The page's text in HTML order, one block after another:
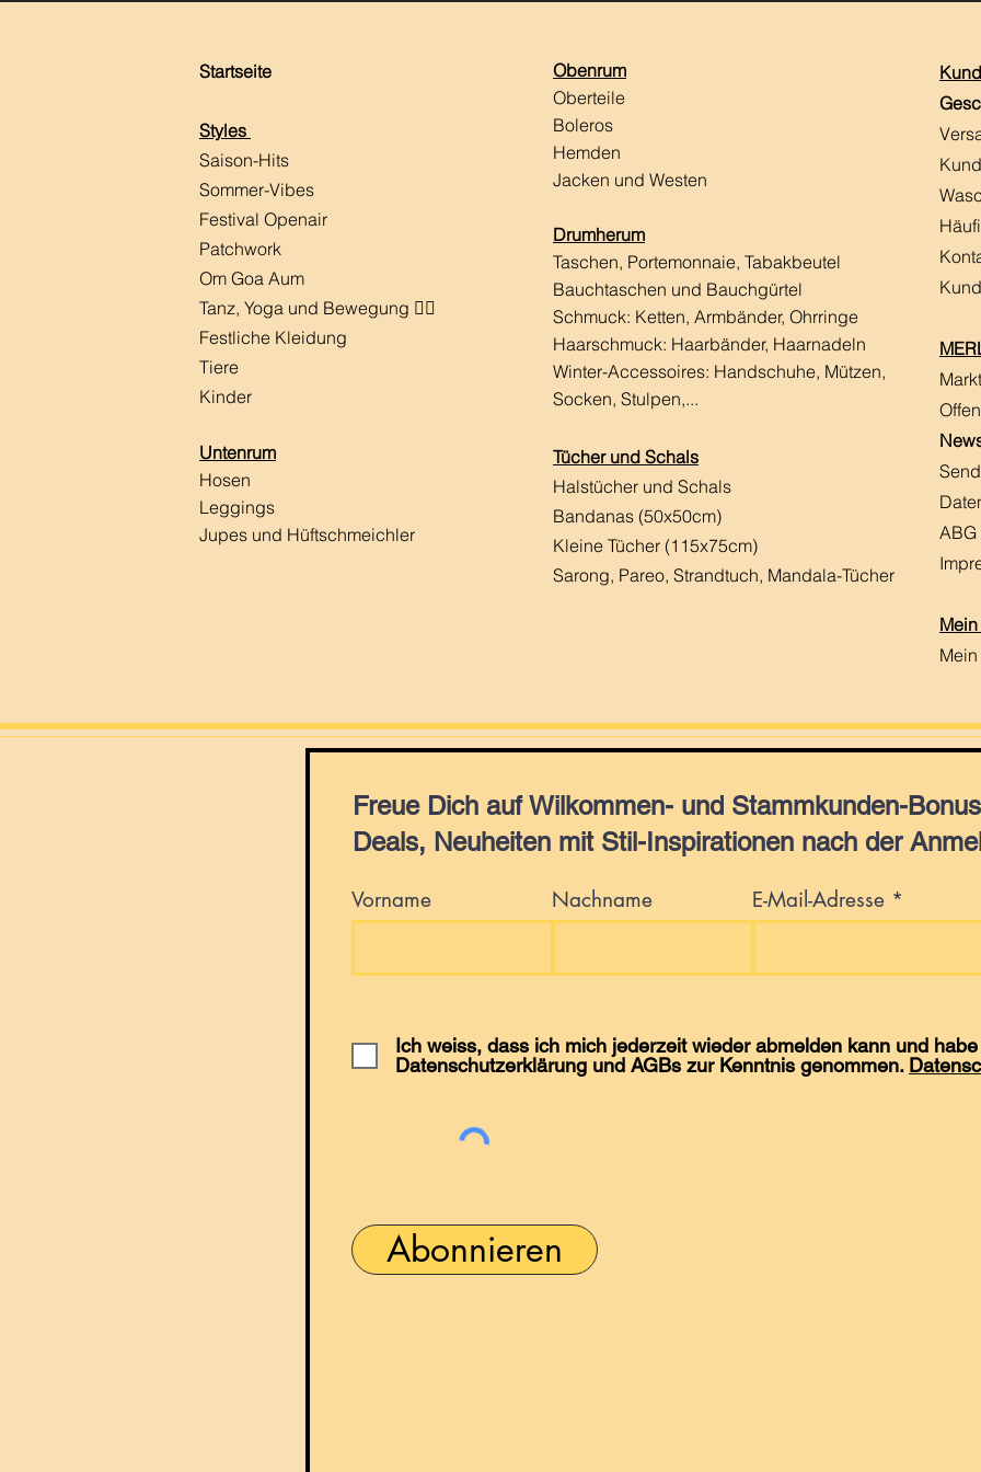
Startseite
Styles
Saison-Hits
​Sommer-Vibes
Festival Openair
Patchwork
Om Goa Aum
Tanz, Yoga und Bewegung 🧘‍♀️
Festliche Kleidung
Tiere
Kinder
Untenrum
Hosen
Leggings
Jupes und Hüftschmeichler
Obenrum
Oberteile
Boleros
Hemden
Jacken und Westen
Drumherum
Taschen, Portemonnaie, Tabakbeutel
Bauchtaschen und Bauchgürtel
Schmuck: Ketten, Armbänder, Ohrringe
Haarschmuck: Haarbänder, Haarnadeln
Winter-Accessoires: Handschuhe, Mützen,
Socken, Stulpen,...
Tücher und Schals
Halstücher und Schals
Bandanas (50x50cm)
Kleine Tücher (115x75cm)
Sarong, Pareo, Strandtuch, Mandala-Tücher
ABG
Freue Dich auf Wilkommen- und Stammkunden-
Deals, Neuheiten mit Stil-Inspirationen nach der
Vorname Nachname E-Mail-Adresse
Ich weiss, dass ich mich jederzeit wieder abmelden kann und
Datenschutzerklärung und AGBs zur Kenntnis genommen.
Abonnieren